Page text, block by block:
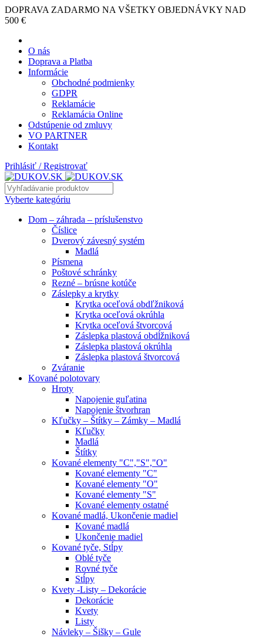
DOPRAVA ZADARMO NA VŠETKY OBJEDNÁVKY NAD
500 €
O nás
Doprava a Platba
Informácie
Obchodné podmienky
GDPR
Reklamácie
Reklamácia Online
Odstúpenie od zmluvy
VO PARTNER
Kontakt
Prihlásiť / Registrovať
Vyberte kategóriu
Dom – záhrada – príslušenstvo
Číslice
Dverový závesný systém
Madlá
Písmena
Poštové schránky
Rezné – brúsne kotúče
Záslepky a krytky
Krytka oceľová obdľžniková
Krytka oceľová okrúhla
Krytka oceľová štvorcová
Záslepka plastová obdĺžniková
Záslepka plastová okrúhla
Záslepka plastová štvorcová
Zváranie
Kované polotovary
Hroty
Napojenie guľatina
Napojenie štvorhran
Kľučky – Štítky – Zámky – Madlá
Kľučky
Madlá
Štítky
Kované elementy "C","S","O"
Kované elementy "C"
Kované elementy "O"
Kované elementy "S"
Kované elementy ostatné
Kované madlá, Ukončenie madiel
Kované madlá
Ukončenie madiel
Kované tyče, Stĺpy
Oblé tyče
Rovné tyče
Stĺpy
Kvety -Listy – Dekorácie
Dekorácie
Kvety
Listy
Návleky – Šišky – Gule